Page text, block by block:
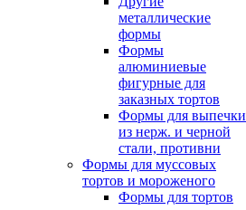
металлические
формы
Формы
алюминиевые
фигурные для
заказных тортов
Формы для выпечки
из нерж. и черной
стали, противни
Формы для муссовых
тортов и мороженого
Формы для тортов